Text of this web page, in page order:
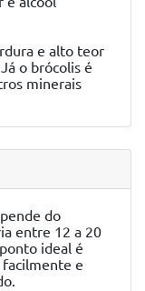
e alto teor
o brócolis é
minerais
do
entre 12 a 20
ideal é
facilmente e